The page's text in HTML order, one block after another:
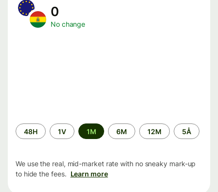
0
No change
Time
period
48H 1V 1M 6M 12M 5Å
We use the real, mid-market rate with no sneaky mark-up
to hide the fees. Learn more